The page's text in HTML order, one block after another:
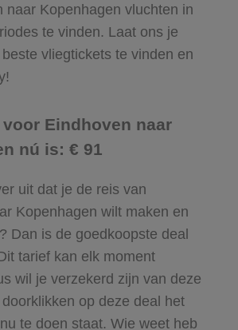
naar Kopenhagen vluchten in
te vinden. Laat ons je
vliegtickets te vinden en
Eindhoven naar
nú is: € 91
uit dat je de reis van
Kopenhagen wilt maken en
Dan is de goedkoopste deal
tarief kan elk moment
wil je verzekerd zijn van deze
op deze deal het
te doen staat. Wie weet heb